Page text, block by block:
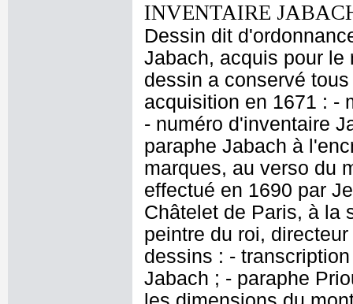
INVENTAIRE
Dessin dit
Jabach, acquis pour le
dessin a conservé
acquisition en 1671 : -
- numéro d'inventaire
paraphe Jabach à
marques, au verso du
effectué en 1690 par
Châtelet de Paris, à la
peintre du roi,
dessins : -
Jabach ; - paraphe